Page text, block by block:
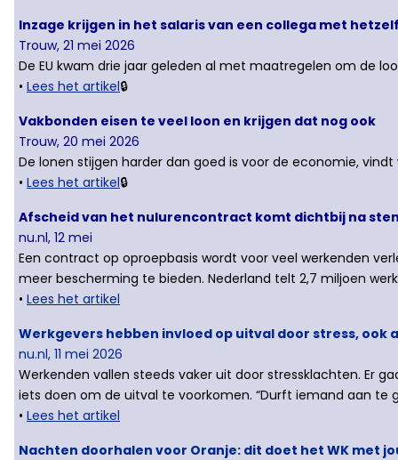
Inzage krijgen in het salaris van een collega met
Trouw, 21 mei 2026
De EU kwam drie jaar geleden al met maatregelen om de
• Lees het artikel🔒
Vakbonden eisen te veel loon en krijgen dat nog ook
Trouw, 20 mei 2026
De lonen stijgen harder dan goed is voor de economie,
• Lees het artikel🔒
Afscheid van het nulurencontract komt dichtbij na
nu.nl, 12 mei
Een contract op oproepbasis wordt voor veel werkenden
meer bescherming te bieden. Nederland telt 2,7 miljoen
• Lees het artikel
Werkgevers hebben invloed op uitval door stress, ook
nu.nl, 11 mei 2026
Werkenden vallen steeds vaker uit door stressklachten. Er
iets doen om de uitval te voorkomen. “Durft iemand aan te
• Lees het artikel
Nachten doorhalen voor Oranje: dit doet het WK met